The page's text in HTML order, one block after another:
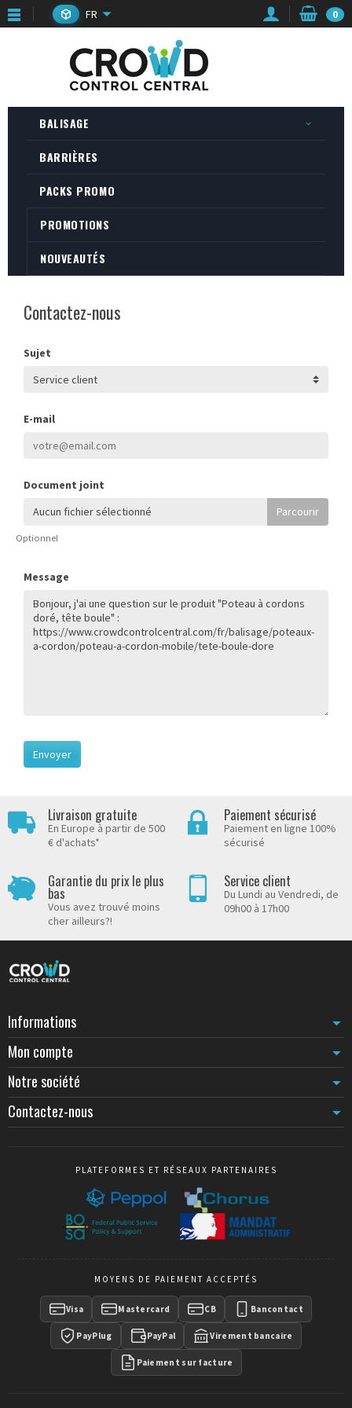
FR 0
BALISAGE
BARRIÈRES
PACKS PROMO
PROMOTIONS
NOUVEAUTÉS
Contactez-nous
Sujet
E-mail
Document joint
Aucun fichier sélectionné
Optionnel
Message
Livraison gratuite
En Europe à partir de 500
€ d'achats*
Paiement sécurisé
Paiement en ligne 100%
sécurisé
Garantie du prix le plus
bas
Vous avez trouvé moins
cher ailleurs?!
Service client
Du Lundi au Vendredi, de
09h00 à 17h00
Informations
Mon compte
Notre société
Contactez-nous
PLATEFORMES ET RÉSEAUX PARTENAIRES
MOYENS DE PAIEMENT ACCEPTÉS
Visa Mastercard CB Bancontact
PayPlug PayPal Virement bancaire
Paiement sur facture